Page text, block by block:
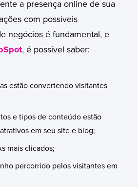
a presença online de sua
com possíveis
negócios é fundamental, e
, é possível saber:
estão convertendo visitantes
e tipos de conteúdo estão
em seu site e blog;
mais clicados;
percorrido pelos visitantes em